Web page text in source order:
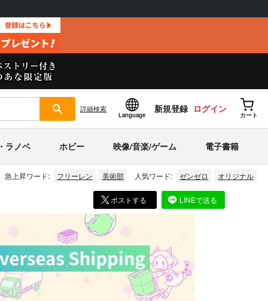
詳細検索
Language
新規登録 ログイン
カート
ラノベ ホビー 映像/音楽/ゲーム 電子書籍
急上昇ワード: フリーレン 美術部 人気ワード: ゼンゼロ オリジナル
ポストする LINEで送る